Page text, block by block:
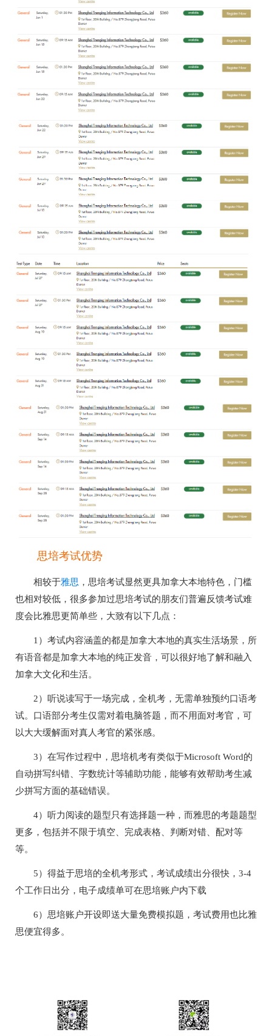
思培考试优势
相较于雅思 ，思培考试显然更具加拿大本地特色，门槛
也相对较低，很多参加过思培考试的朋友们普遍反馈考试难
度会比雅思更简单些，大致有以下几点：
1）考试内容涵盖的都是加拿大本地的真实生活场景，所
有语音都是加拿大本地的纯正发音，可以很好地了解和融入
加拿大文化和生活。
2）听说读写于一场完成，全机考，无需单独预约口语考
试。口语部分考生仅需对着电脑答题，而不用面对考官，可
以大大缓解面对真人考官的紧张感。
3）在写作过程中，思培机考有类似于Microsoft Word的
自动拼写纠错、字数统计等辅助功能，能够有效帮助考生减
少拼写方面的基础错误。
4）听力阅读的题型只有选择题一种，而雅思的考题题型
更多，包括并不限于填空、完成表格、判断对错、配对等
等。
5）得益于思培的全机考形式，考试成绩出分很快，3-4
个工作日出分，电子成绩单可在思培账户内下载
6）思培账户开设即送大量免费模拟题，考试费用也比雅
思便宜得多。